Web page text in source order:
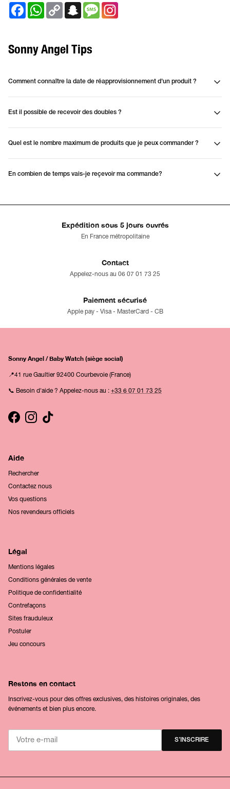
FacebookWhatsApp
Copy
Link
SnapchatMessage
Sonny Angel Tips
Comment connaître la date de réapprovisionnement d'un produit ?
Est il possible de recevoir des doubles ?
Quel est le nombre maximum de produits que je peux commander ?
En combien de temps vais-je reçevoir ma commande?
Expédition sous 5 jours ouvrés
En France métropolitaine
Contact
Appelez-nous au 06 07 01 73 25
Paiement sécurisé
Apple pay - Visa - MasterCard - CB
Sonny Angel / Baby Watch (siège social)
📍41 rue Gaultier 92400 Courbevoie (France)
📞 Besoin d'aide ? Appelez-nous au : +33 6 07 01 73 25
Facebook
Instagram
TikTok
Aide
Rechercher
Contactez nous
Vos questions
Nos revendeurs officiels
Légal
Mentions légales
Conditions générales de vente
Politique de confidentialité
Contrefaçons
Sites frauduleux
Postuler
Jeu concours
Restons en contact
Inscrivez-vous pour des offres exclusives, des histoires originales, des
événements et bien plus encore.
S’INSCRIRE